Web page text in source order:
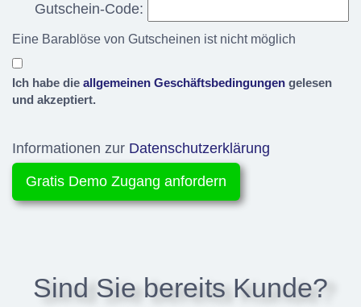
Gutschein-Code:
Eine Barablöse von Gutscheinen ist nicht möglich
Ich habe die allgemeinen Geschäftsbedingungen gelesen
und akzeptiert.
Informationen zur Datenschutzerklärung
Sind Sie bereits Kunde?